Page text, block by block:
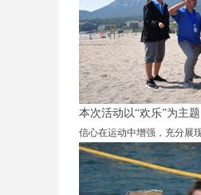
本次活动以“欢乐”为主
信心在运动中增强，充分展